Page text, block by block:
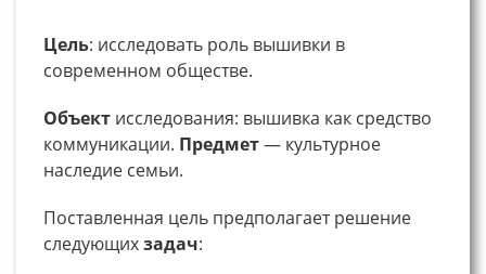
Цель: исследовать роль вышивки в
современном обществе.
Объект исследования: вышивка как средство
коммуникации. Предмет— культурное
наследие семьи.
Поставленная цель предполагает решение
следующихзадач: